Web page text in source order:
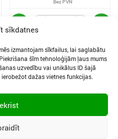
sīkdatnes
izmantojam sīkfailus, lai saglabātu
šīm tehnoloģijām ļaus mums
uzvedību vai unikālus ID šajā
dažas vietnes funkcijas.
NOTEIKUMI